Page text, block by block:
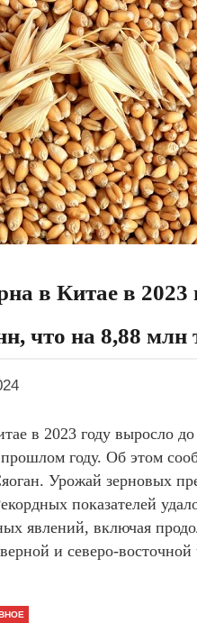
в Китае в
что на 8,88
в 2023 году выросло
году. Об этом
Урожай зерновых
показателей
явлений, включая
и северо-восточной